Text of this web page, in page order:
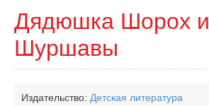
Дядюшка Шорох и
Шуршавы
Издательство: Детская литература